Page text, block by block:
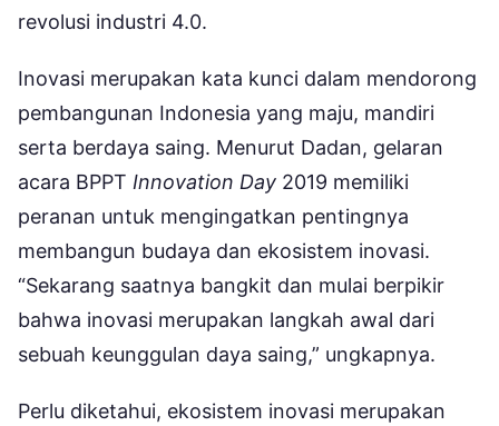
revolusi industri 4.0.
Inovasi merupakan kata kunci dalam mendorong
pembangunan Indonesia yang maju, mandiri
serta berdaya saing. Menurut Dadan, gelaran
acara BPPT Innovation Day 2019 memiliki
peranan untuk mengingatkan pentingnya
membangun budaya dan ekosistem inovasi.
“Sekarang saatnya bangkit dan mulai berpikir
bahwa inovasi merupakan langkah awal dari
sebuah keunggulan daya saing,” ungkapnya.
Perlu diketahui, ekosistem inovasi merupakan